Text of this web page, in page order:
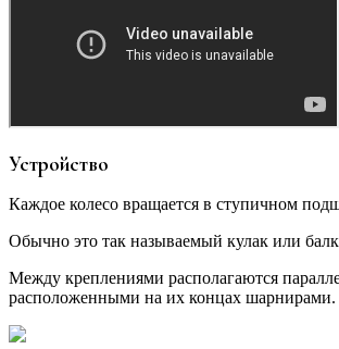
Устройство
Каждое колесо вращается в ступичном
Обычно это так называемый кулак или
Между креплениями располагаются
расположенными на их концах шарнирами.